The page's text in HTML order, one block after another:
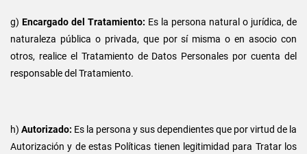
g) Encargado del Tratamiento: Es la persona natural o jurídica, de
naturaleza pública o privada, que por sí misma o en asocio con
otros, realice el Tratamiento de Datos Personales por cuenta del
responsable del Tratamiento.
h) Autorizado: Es la persona y sus dependientes que por virtud de la
Autorización y de estas Políticas tienen legitimidad para Tratar los